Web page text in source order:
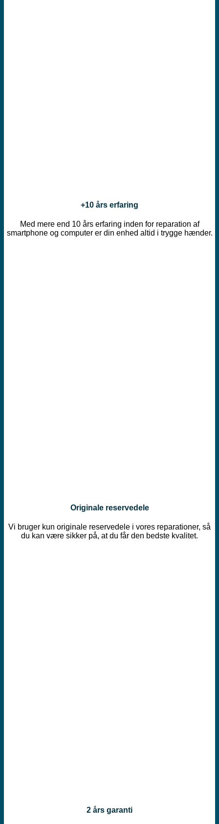
+10 års erfaring
Med mere end 10 års erfaring inden for reparation af
smartphone og computer er din enhed altid i trygge hænder.
Originale reservedele
Vi bruger kun originale reservedele i vores reparationer, så
du kan være sikker på, at du får den bedste kvalitet.
2 års garanti